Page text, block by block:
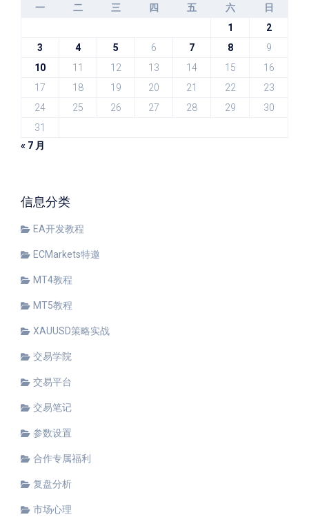
一
二 三 四 五 六
日
1
2
3
4 5 6 7 8
9
10
11 12 13 14 15
16
17
18 19 20 21 22
23
24
25 26 27 28 29
30
31
« 7 月
信息分类
EA开发教程
ECMarkets特邀
MT4教程
MT5教程
XAUUSD策略实战
交易学院
交易平台
交易笔记
参数设置
合作专属福利
复盘分析
市场心理